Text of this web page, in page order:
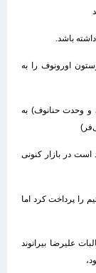
باشد.
اورونوف را به
وحدت حنانوف) به
در بازار کنونی
پرداخت کرد اما
علیرضا بیرانوند